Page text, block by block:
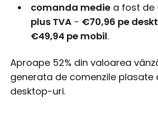
comanda mediea fost de
plus TVA- €70,96 pe
€49,94 pe mobil.
Aproape 52% din valoarea
generata de comenzile plasate
desktop-uri.